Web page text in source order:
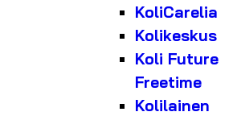
KoliCarelia
Kolikeskus
Koli Future
Freetime
Kolilainen